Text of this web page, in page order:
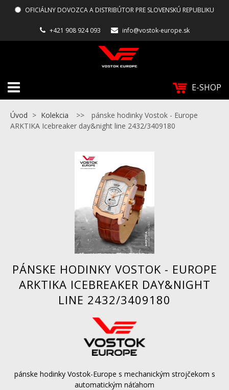
OFICIÁLNY DOVOZCA A DISTRIBÚTOR PRE SLOVENSKÚ REPUBLIKU
+421 908 924 093 info@vostok-europe.sk
E-SHOP
Úvod > Kolekcia >>
pánske hodinky Vostok - Europe
ARKTIKA Icebreaker day&night line 2432/3409180
PÁNSKE HODINKY VOSTOK - EUROPE
ARKTIKA ICEBREAKER DAY&NIGHT
LINE 2432/3409180
pánske hodinky Vostok-Europe s mechanickým strojčekom s
automatickým náťahom